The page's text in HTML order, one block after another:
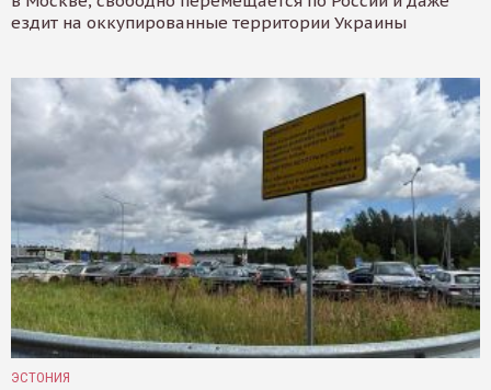
ездит на оккупированные территории Украины
ЭСТОНИЯ